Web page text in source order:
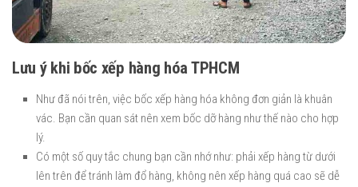
Lưu ý khi bốc xếp hàng hóa TPHCM
Như đã nói trên, việc bốc xếp hàng hóa không đơn giản là khuân
vác. Bạn cần quan sát nên xem bốc dỡ hàng như thế nào cho hợp
lý.
Có một số quy tắc chung bạn cần nhớ như: phải xếp hàng từ dưới
lên trên để tránh làm đổ hàng, không nên xếp hàng quá cao sẽ dễ